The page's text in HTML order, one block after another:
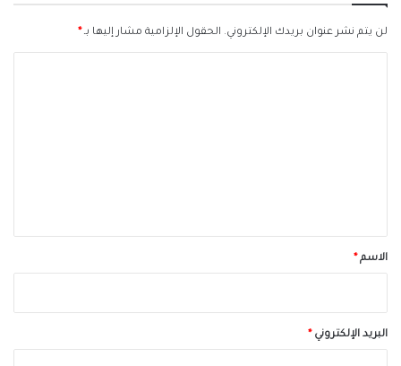
لن يتم نشر عنوان بريدك الإلكتروني. الحقول الإلزامية مشار إليها بـ*
*الاسم*
البريد الإلكتروني*